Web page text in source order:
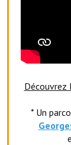
La troupe
Le foyer
Découvrez
* Un